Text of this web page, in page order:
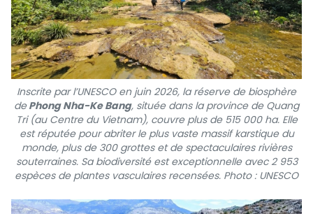
Inscrite par l’UNESCO en juin 2026, la réserve de biosphère
dePhong Nha-Ke Bang, située dans la province de Quang
Tri (au Centre du Vietnam), couvre plus de 515 000 ha. Elle
est réputée pour abriter le plus vaste massif karstique du
monde, plus de 300 grottes et de spectaculaires rivières
souterraines. Sa biodiversité est exceptionnelle avec 2 953
espèces de plantes vasculaires recensées. Photo : UNESCO